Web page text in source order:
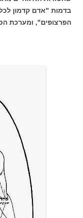
בדמות "אדם קדמון
הפרצופים", ומערכת